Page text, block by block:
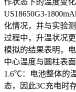
作状态下的温度变
US18650G3-
化情况，并与实验
过程中，升温状况
模拟的结果表明，
中心温度与圆柱表
1.6℃：电池整体的
态，因此3C充电时